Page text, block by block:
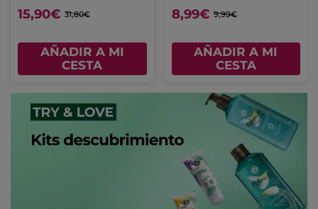
15,90€ 31,80€
AÑADIR A MI
CESTA
8,99€ 9,99€
AÑADIR A MI
CESTA